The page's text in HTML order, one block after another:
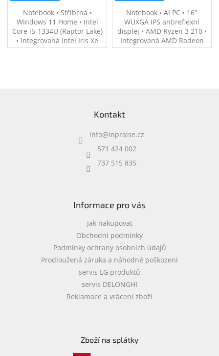
Notebook • Stříbrná •
Windows 11 Home • Intel
Core i5-1334U (Raptor Lake)
• Integrovaná Intel Iris Xe
Graphics • 16 GB RAM • 512
Notebook • AI PC • 16"
WUXGA IPS antireflexní
displej • AMD Ryzen 3 210 •
Integrovaná AMD Radeon
740M • 8 GB RAM • 512 GB
Kontakt
info@inpraise.cz
571 424 002
737 515 835
Informace pro vás
Jak nakupovat
Obchodní podmínky
Podmínky ochrany osobních údajů
Prodloužená záruka a náhodné poškození
servis LG produktů
servis DELONGHI
Reklamace a vrácení zboží
Zboží na splátky